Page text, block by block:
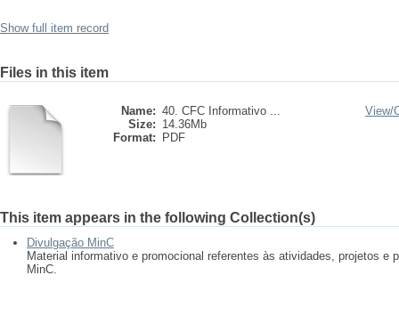
Show full item record
Files in this item
Name: 40. CFC Informativo ...
Size: 14.36Mb
Format:
PDF
View/
This item appears in the following Collection(s)
Divulgação MinC
Material informativo e promocional referentes às atividades, projetos e
MinC.